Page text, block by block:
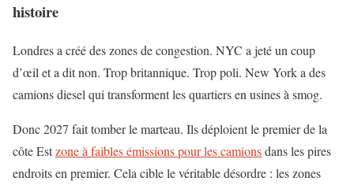
histoire
Londres a créé des zones de congestion. NYC a jeté un coup
d’œil et a dit non. Trop britannique. Trop poli. New York a des
camions diesel qui transforment les quartiers en usines à smog.
Donc 2027 fait tomber le marteau. Ils déploient le premier de la
côte Estzone à faibles émissions pour les camionsdans les pires
endroits en premier. Cela cible le véritable désordre : les zones